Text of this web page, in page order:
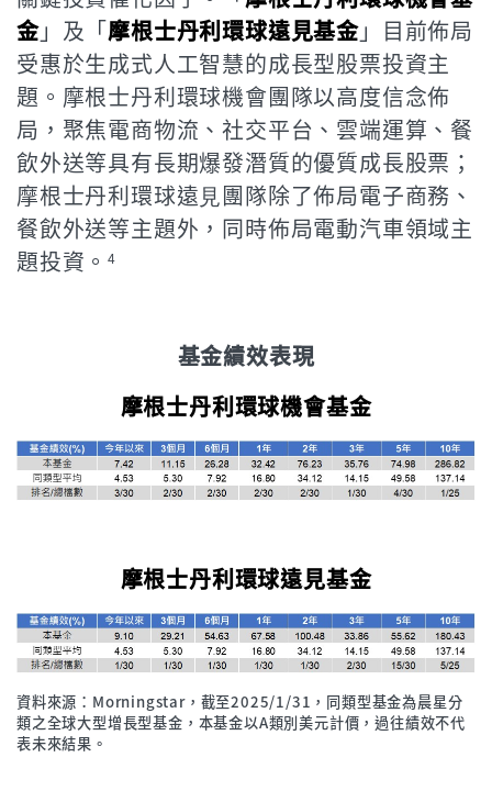
金」及「摩根士丹利環球遠見基金」目前佈局
受惠於生成式人工智慧的成長型股票投資主
題。摩根士丹利環球機會團隊以高度信念佈
局，聚焦電商物流、社交平台、雲端運算、餐
飲外送等具有長期爆發潛質的優質成長股票；
摩根士丹利環球遠⾒團隊除了佈局電子商務、
餐飲外送等主題外，同時佈局電動汽車領域主
題投資。4
基金績效表現
摩根士丹利環球機會基金
摩根士丹利環球遠見基金
資料來源：Morningstar，截至2025/1/31，同類型基金為晨星分
類之全球大型增長型基金，本基金以A類別美元計價，過往績效不代
表未來結果。